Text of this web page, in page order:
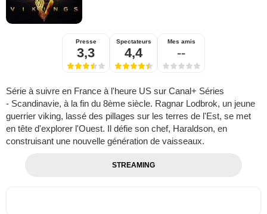
Presse
3,3
Spectateurs
4,4
Mes amis
--
Série à suivre en France à l'heure US sur Canal+ Séries
- Scandinavie, à la fin du 8ème siècle. Ragnar Lodbrok, un jeune
guerrier viking, lassé des pillages sur les terres de l'Est, se met
en tête d'explorer l'Ouest. Il défie son chef, Haraldson, en
construisant une nouvelle génération de vaisseaux.
STREAMING